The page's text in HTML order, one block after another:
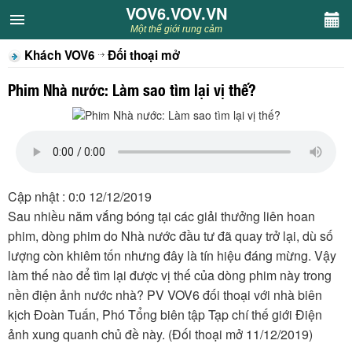
VOV6.VOV.VN
CHUYÊN MỤC
Khách VOV6
Sân khấu
Thiếu nhi
Kết nối VOV6
VOV6.VOV.VN
Một thế giới rung cảm
Khách VOV6 Đối thoại mở
Phim Nhà nước: Làm sao tìm lại vị thế?
Cập nhật : 0:0 12/12/2019
Sau nhiều năm vắng bóng tại các giải thưởng liên hoan
phim, dòng phim do Nhà nước đầu tư đã quay trở lại, dù số
lượng còn khiêm tốn nhưng đây là tín hiệu đáng mừng. Vậy
làm thế nào để tìm lại được vị thế của dòng phim này trong
nền điện ảnh nước nhà? PV VOV6 đối thoại với nhà biên
kịch Đoàn Tuấn, Phó Tổng biên tập Tạp chí thế giới Điện
ảnh xung quanh chủ đề này. (Đối thoại mở 11/12/2019)